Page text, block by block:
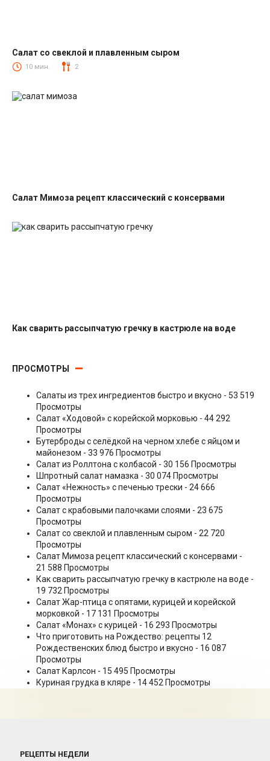
Салаты со свеклой
Салат со свеклой и плавленным сыром
10 мин. 2
Салат Мимоза рецепт классический с консервами
Как сварить рассыпчатую гречку в кастрюле на воде
ПРОСМОТРЫ
Салаты из трех ингредиентов быстро и вкусно - 53 519
Просмотры
Салат «Ходовой» с корейской морковью - 44 292
Просмотры
Бутерброды с селёдкой на черном хлебе с яйцом и
майонезом - 33 976 Просмотры
Салат из Роллтона с колбасой - 30 156 Просмотры
Шпротный салат намазка - 30 074 Просмотры
Салат «Нежность» с печенью трески - 24 666
Просмотры
Салат с крабовыми палочками слоями - 23 675
Просмотры
Салат со свеклой и плавленным сыром - 22 720
Просмотры
Салат Мимоза рецепт классический с консервами -
21 588 Просмотры
Как сварить рассыпчатую гречку в кастрюле на воде -
19 732 Просмотры
Салат Жар-птица с опятами, курицей и корейской
морковкой - 17 131 Просмотры
Салат «Монах» с курицей - 16 293 Просмотры
Что приготовить на Рождество: рецепты 12
Рождественских блюд быстро и вкусно - 16 087
Просмотры
Салат Карлсон - 15 495 Просмотры
Куриная грудка в кляре - 14 452 Просмотры
РЕЦЕПТЫ НЕДЕЛИ